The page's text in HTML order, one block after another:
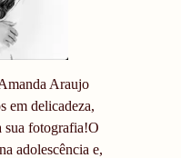
Araujo
em delicadeza,
sua fotografia!O
adolescência e,